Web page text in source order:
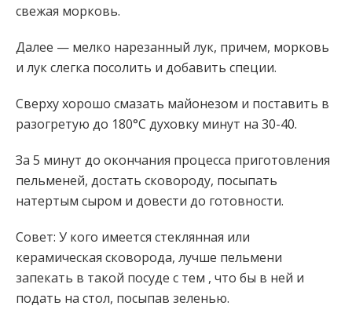
свежая морковь.
Далее — мелко нарезанный лук, причем, морковь
и лук слегка посолить и добавить специи.
Сверху хорошо смазать майонезом и поставить в
разогретую до 180°C духовку минут на 30-40.
За 5 минут до окончания процесса приготовления
пельменей, достать сковороду, посыпать
натертым сыром и довести до готовности.
Совет: У кого имеется стеклянная или
керамическая сковорода, лучше пельмени
запекать в такой посуде с тем , что бы в ней и
подать на стол, посыпав зеленью.